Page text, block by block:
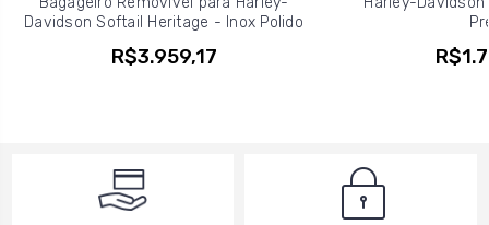
Davidson Softail Heritage - Inox Polido
R$3.959,17